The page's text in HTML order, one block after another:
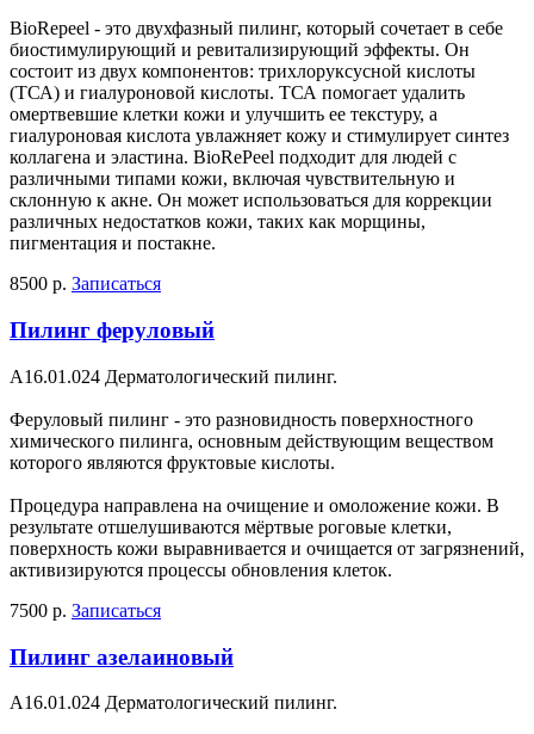
BioRepeel - это двухфазный пилинг, который сочетает в себе
биостимулирующий и ревитализирующий эффекты. Он
состоит из двух компонентов: трихлоруксусной кислоты
(ТСА) и гиалуроновой кислоты. ТСА помогает удалить
омертвевшие клетки кожи и улучшить ее текстуру, а
гиалуроновая кислота увлажняет кожу и стимулирует синтез
коллагена и эластина. BioRePeel подходит для людей с
различными типами кожи, включая чувствительную и
склонную к акне. Он может использоваться для коррекции
различных недостатков кожи, таких как морщины,
пигментация и постакне.
8500 р. Записаться
Пилинг феруловый
A16.01.024 Дерматологический пилинг.
Феруловый пилинг - это разновидность поверхностного
химического пилинга, основным действующим веществом
которого являются фруктовые кислоты.
Процедура направлена на очищение и омоложение кожи. В
результате отшелушиваются мёртвые роговые клетки,
поверхность кожи выравнивается и очищается от загрязнений,
активизируются процессы обновления клеток.
7500 р. Записаться
Пилинг азелаиновый
A16.01.024 Дерматологический пилинг.